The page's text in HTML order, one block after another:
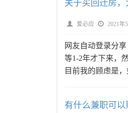
关于买回迁房
爱必应 2021年
网友自动登录分
等1-2年才下来，
目前我的顾虑是
有什么兼职可